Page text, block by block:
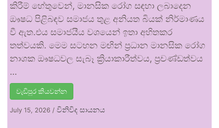
කිරීම් හේතුවෙන්, මානසික රෝග සඳහා ලබාදෙන
ඖෂධ පිළිබඳව සමාජය තුළ අනියත බියක් නිර්මාණය
වී ඇත.එය සමාජයීය වශයෙන් ඉතා අහිතකර
තත්වයකි. මෙම සටහන මඟින් ප්‍රධාන මානසික රෝග
නාශක ඖෂධවල සැබෑ ක්‍රියාකාරීත්වය, ප්‍රචණ්ඩත්වය
…
වැඩිපුර කියවන්න
July 15, 2026 / විනිවිද සායනය